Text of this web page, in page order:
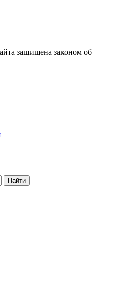
защищена законом об
Найти